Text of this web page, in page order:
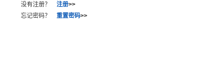
没有注册？ 注册>>
忘记密码？ 重置密码>>